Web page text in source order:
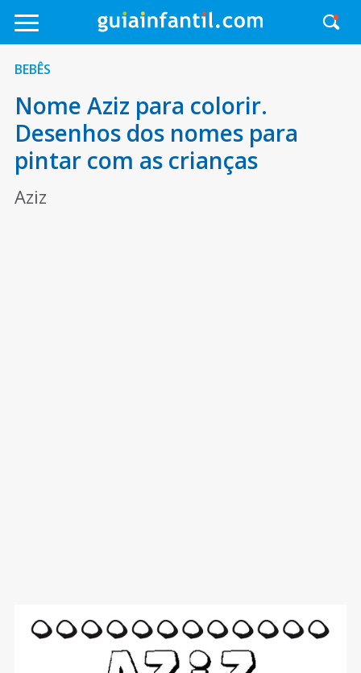
BEBÊS
Nome Aziz para colorir.
Desenhos dos nomes para
pintar com as crianças
Aziz